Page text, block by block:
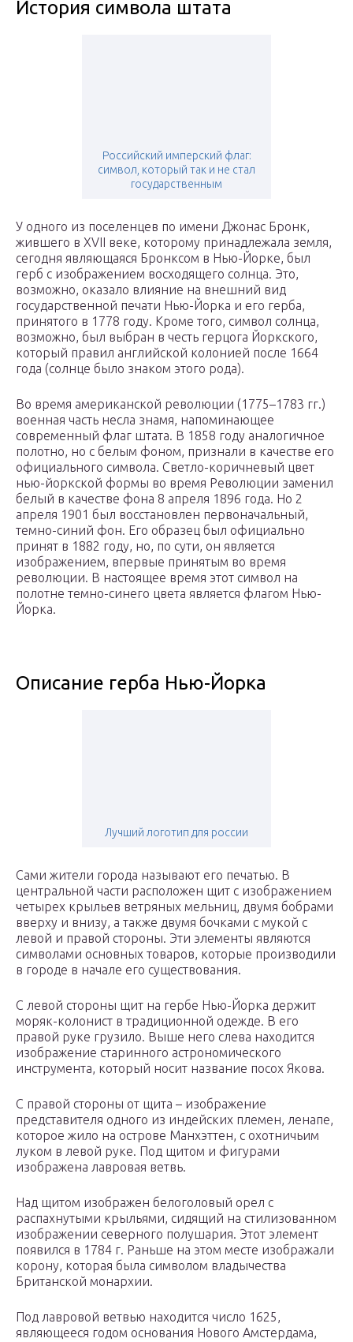
История символа штата
Российский имперский флаг:
символ, который так и не стал
государственным
У одного из поселенцев по имени Джонас Бронк,
жившего в XVII веке, которому принадлежала земля,
сегодня являющаяся Бронксом в Нью-Йорке, был
герб с изображением восходящего солнца. Это,
возможно, оказало влияние на внешний вид
государственной печати Нью-Йорка и его герба,
принятого в 1778 году. Кроме того, символ солнца,
возможно, был выбран в честь герцога Йоркского,
который правил английской колонией после 1664
года (солнце было знаком этого рода).
Во время американской революции (1775–1783 гг.)
военная часть несла знамя, напоминающее
современный флаг штата. В 1858 году аналогичное
полотно, но с белым фоном, признали в качестве его
официального символа. Светло-коричневый цвет
нью-йоркской формы во время Революции заменил
белый в качестве фона 8 апреля 1896 года. Но 2
апреля 1901 был восстановлен первоначальный,
темно-синий фон. Его образец был официально
принят в 1882 году, но, по сути, он является
изображением, впервые принятым во время
революции. В настоящее время этот символ на
полотне темно-синего цвета является флагом Нью-
Йорка.
Описание герба Нью-Йорка
Лучший логотип для россии
Сами жители города называют его печатью. В
центральной части расположен щит с изображением
четырех крыльев ветряных мельниц, двумя бобрами
вверху и внизу, а также двумя бочками с мукой с
левой и правой стороны. Эти элементы являются
символами основных товаров, которые производили
в городе в начале его существования.
С левой стороны щит на гербе Нью-Йорка держит
моряк-колонист в традиционной одежде. В его
правой руке грузило. Выше него слева находится
изображение старинного астрономического
инструмента, который носит название посох Якова.
С правой стороны от щита – изображение
представителя одного из индейских племен, ленапе,
которое жило на острове Манхэттен, с охотничьим
луком в левой руке. Под щитом и фигурами
изображена лавровая ветвь.
Над щитом изображен белоголовый орел с
распахнутыми крыльями, сидящий на стилизованном
изображении северного полушария. Этот элемент
появился в 1784 г. Раньше на этом месте изображали
корону, которая была символом владычества
Британской монархии.
Под лавровой ветвью находится число 1625,
являющееся годом основания Нового Амстердама,